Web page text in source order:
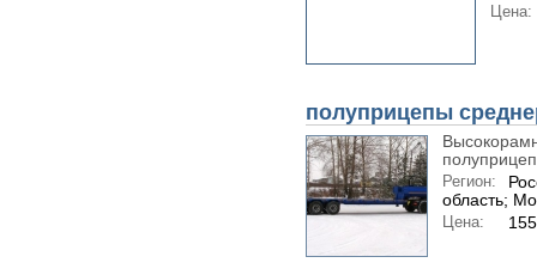
Цена:
полуприцепы
Регион:
область;
Цена: